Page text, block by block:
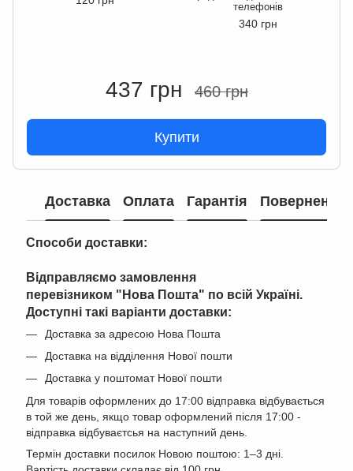
телефонів
340 грн
437 грн 460 грн
Купити
Доставка Оплата Гарантія Повернення
Способи доставки:
Відправляємо замовлення
перевізником "Нова Пошта" по всій Україні.
Доступні такі варіанти доставки:
Доставка за адресою Нова Пошта
Доставка на відділення Нової пошти
Доставка у поштомат Нової пошти
Для товарів оформлених до 17:00 відправка відбувається
в той же день, якщо товар оформлений після 17:00 -
відправка відбуваєтсья на наступний день.
Термін доставки посилок Новою поштою: 1–3 дні.